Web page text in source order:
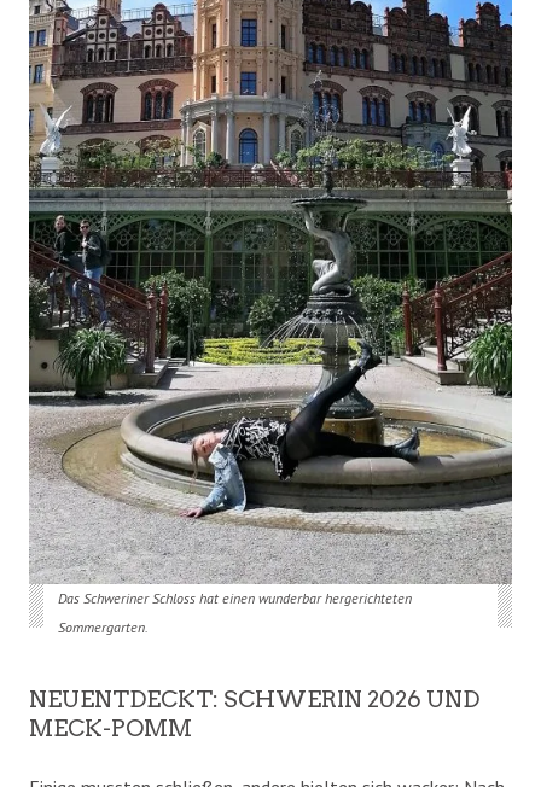
Das Schweriner Schloss hat einen wunderbar hergerichteten
Sommergarten.
NEUENTDECKT: SCHWERIN 2026 UND
MECK-POMM